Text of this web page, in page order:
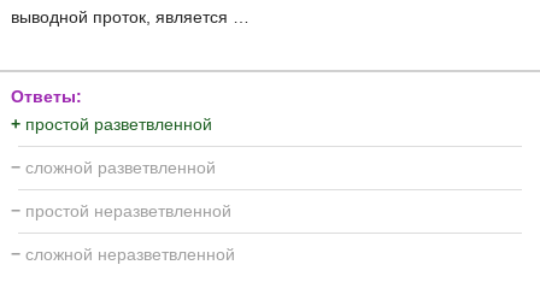
выводной проток, является …
Ответы:
+ простой разветвленной
− сложной разветвленной
− простой неразветвленной
− сложной неразветвленной